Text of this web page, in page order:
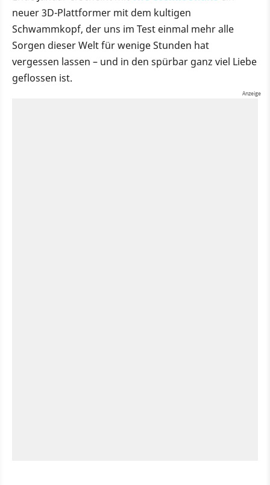
neuer 3D-Plattformer mit dem kultigen
Schwammkopf, der uns im Test einmal mehr alle
Sorgen dieser Welt für wenige Stunden hat
vergessen lassen – und in den spürbar ganz viel Liebe
geflossen ist.